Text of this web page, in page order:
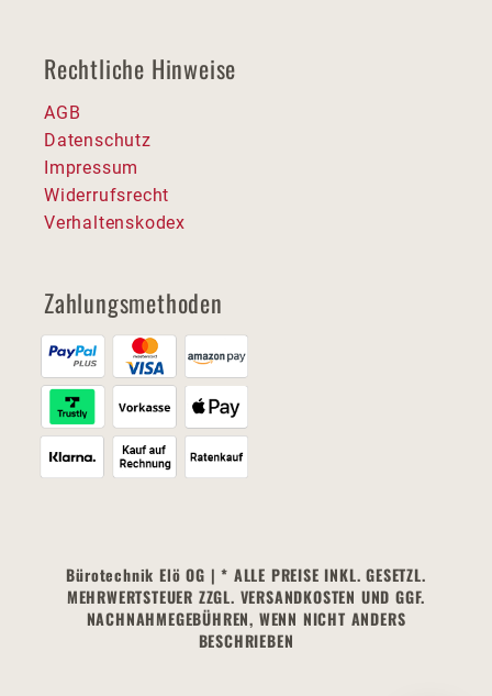
Rechtliche Hinweise
AGB
Datenschutz
Impressum
Widerrufsrecht
Verhaltenskodex
Zahlungsmethoden
Bürotechnik Elö OG | * ALLE PREISE INKL. GESETZL.
MEHRWERTSTEUER ZZGL. VERSANDKOSTEN UND GGF.
NACHNAHMEGEBÜHREN, WENN NICHT ANDERS
BESCHRIEBEN